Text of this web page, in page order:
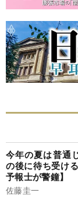
今年の夏は普通
の後に待ち受け
予報士が警鐘】
佐藤圭一